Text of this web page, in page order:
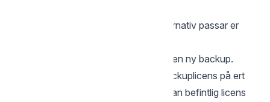
om detta alternativ passar er
Detta valet passar dig som vill starta en ny backup.
Detta val kräver att ni har en ledig backuplicens på ert
konto alternativt att ni tar bort en redan befintlig licens